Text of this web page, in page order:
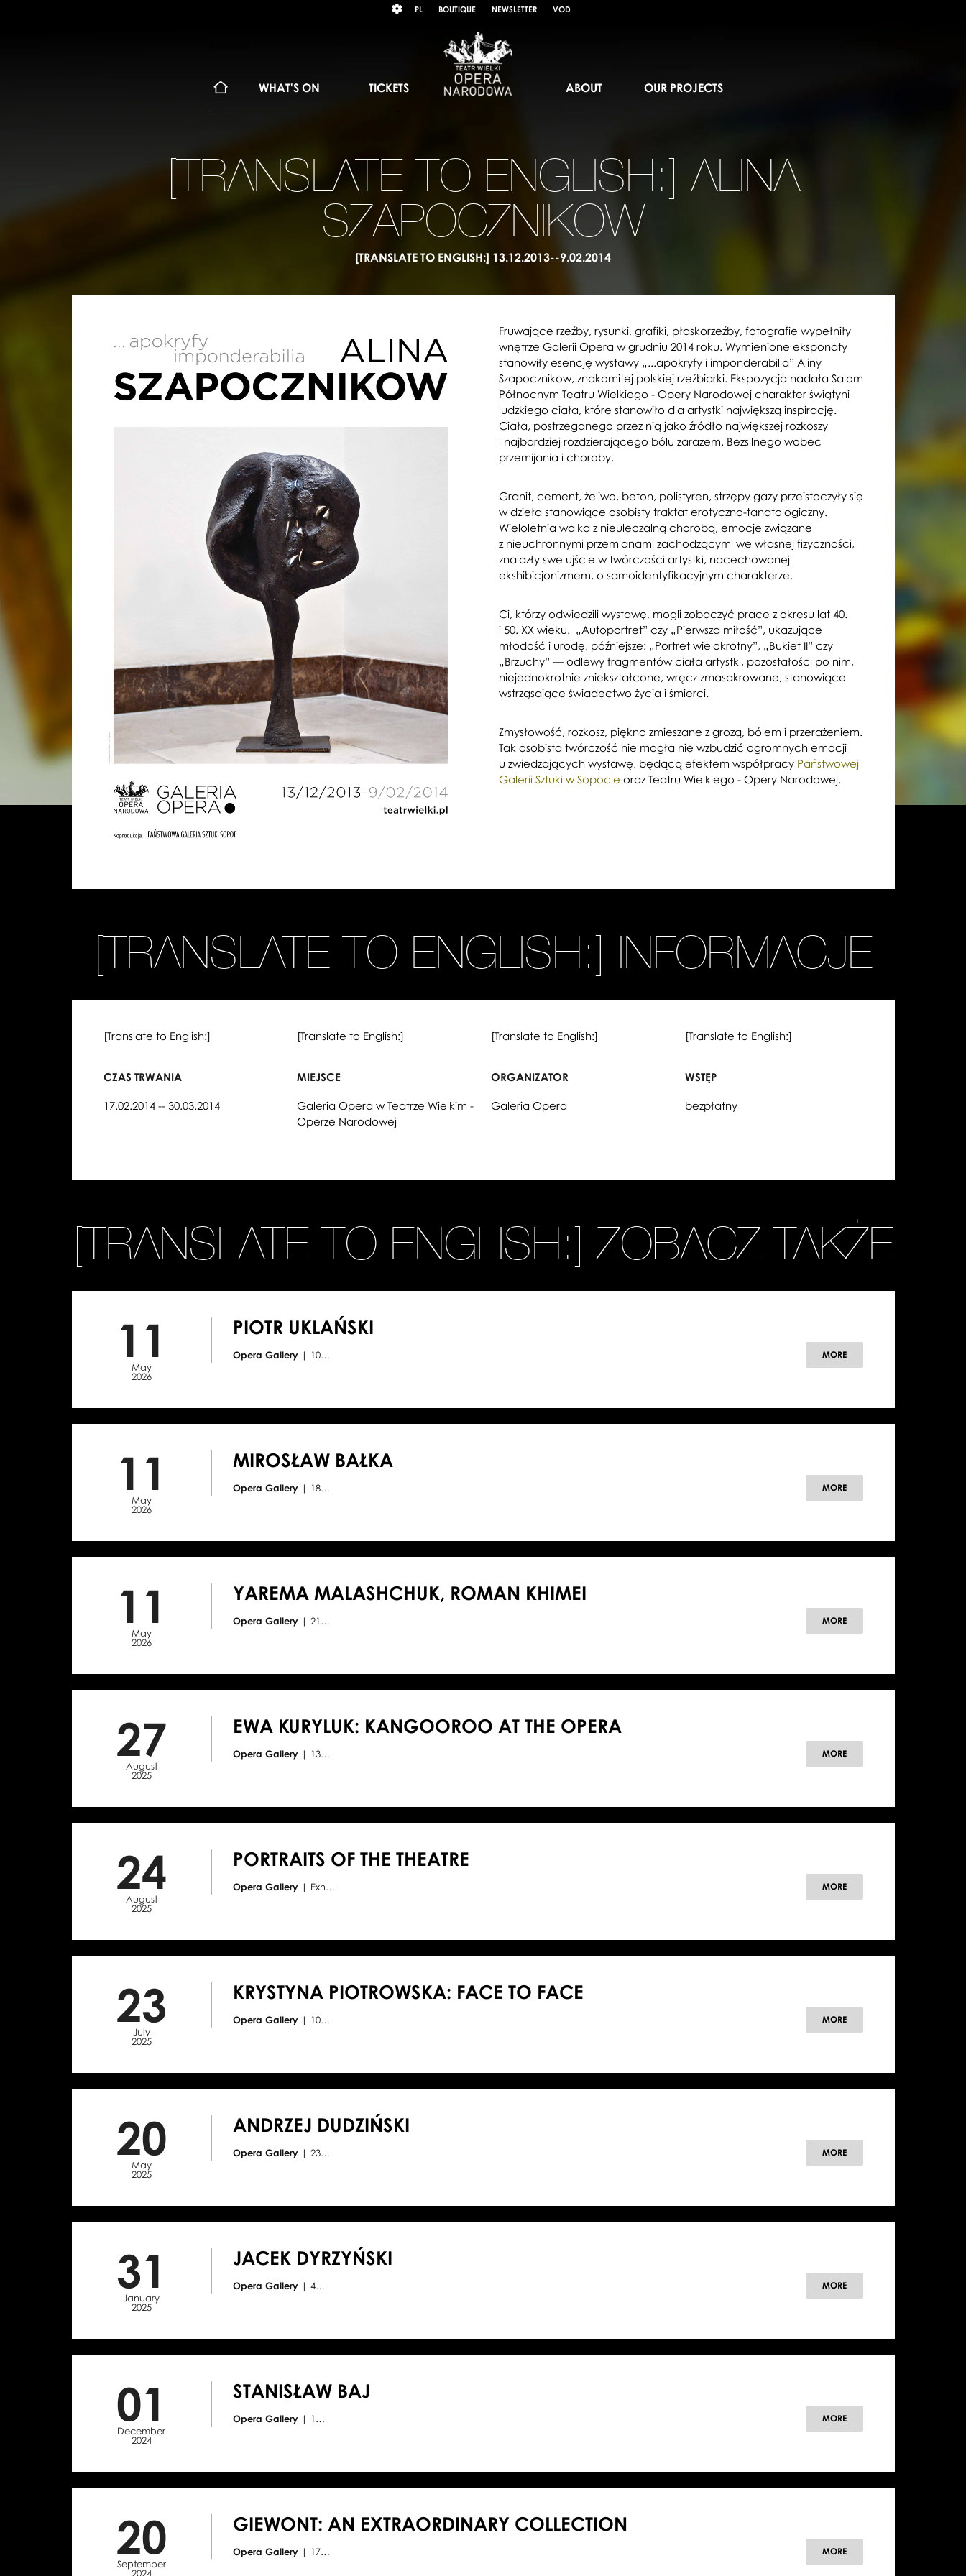
język
PL BOUTIQUE NEWSLETTER VOD
WHAT'S ON TICKETS ABOUT OUR PROJECTS
[TRANSLATE TO ENGLISH:] ALINA
SZAPOCZNIKOW
[TRANSLATE TO ENGLISH:] 13.12.2013--9.02.2014
Fruwające rzeźby, rysunki, grafiki, płaskorzeźby, fotografie wypełniły
wnętrze Galerii Opera w grudniu 2014 roku. Wymienione eksponaty
stanowiły esencję wystawy „...apokryfy i imponderabilia” Aliny
Szapocznikow, znakomitej polskiej rzeźbiarki. Ekspozycja nadała Salom
Północnym Teatru Wielkiego - Opery Narodowej charakter świątyni
ludzkiego ciała, które stanowiło dla artystki największą inspirację.
Ciała, postrzeganego przez nią jako źródło największej rozkoszy
i najbardziej rozdzierającego bólu zarazem. Bezsilnego wobec
przemijania i choroby.
Granit, cement, żeliwo, beton, polistyren, strzępy gazy przeistoczyły się
w dzieła stanowiące osobisty traktat erotyczno-tanatologiczny.
Wieloletnia walka z nieuleczalną chorobą, emocje związane
z nieuchronnymi przemianami zachodzącymi we własnej fizyczności,
znalazły swe ujście w twórczości artystki, nacechowanej
ekshibicjonizmem, o samoidentyfikacyjnym charakterze.
Ci, którzy odwiedzili wystawę, mogli zobaczyć prace z okresu lat 40.
i 50. XX wieku. „Autoportret” czy „Pierwsza miłość”, ukazujące
młodość i urodę, późniejsze: „Portret wielokrotny”, „Bukiet II” czy
„Brzuchy” — odlewy fragmentów ciała artystki, pozostałości po nim,
niejednokrotnie zniekształcone, wręcz zmasakrowane, stanowiące
wstrząsające świadectwo życia i śmierci.
Zmysłowość, rozkosz, piękno zmieszane z grozą, bólem i przerażeniem.
Tak osobista twórczość nie mogła nie wzbudzić ogromnych emocji
u zwiedzających wystawę, będącą efektem współpracy Państwowej
Galerii Sztuki w Sopocie oraz Teatru Wielkiego - Opery Narodowej.
[TRANSLATE TO ENGLISH:] INFORMACJE
[Translate to English:]
CZAS TRWANIA
17.02.2014 -- 30.03.2014
[Translate to English:]
MIEJSCE
Galeria Opera w Teatrze Wielkim -
Operze Narodowej
[Translate to English:]
ORGANIZATOR
Galeria Opera
[Translate to English:]
WSTĘP
bezpłatny
[TRANSLATE TO ENGLISH:] ZOBACZ TAKŻE
11
May
2026
PIOTR UKLAŃSKI
Opera Gallery | 10… MORE
11
May
2026
MIROSŁAW BAŁKA
Opera Gallery | 18… MORE
11
May
2026
YAREMA MALASHCHUK, ROMAN KHIMEI
Opera Gallery | 21… MORE
27
August
2025
EWA KURYLUK: KANGOOROO AT THE OPERA
Opera Gallery | 13… MORE
24
August
2025
PORTRAITS OF THE THEATRE
Opera Gallery | Exh… MORE
23
July
2025
KRYSTYNA PIOTROWSKA: FACE TO FACE
Opera Gallery | 10… MORE
20
May
2025
ANDRZEJ DUDZIŃSKI
Opera Gallery | 23… MORE
31
January
2025
JACEK DYRZYŃSKI
Opera Gallery | 4… MORE
01
December
2024
STANISŁAW BAJ
Opera Gallery | 1… MORE
20
September
2024
GIEWONT: AN EXTRAORDINARY COLLECTION
Opera Gallery | 17… MORE